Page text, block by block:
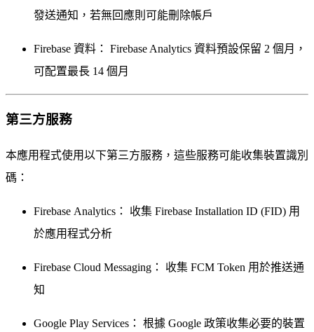
發送通知，若無回應則可能刪除帳戶
Firebase 資料： Firebase Analytics 資料預設保留 2 個月，
可配置最長 14 個月
第三方服務
本應用程式使用以下第三方服務，這些服務可能收集裝置識別
碼：
Firebase Analytics：
收集 Firebase Installation ID (FID) 用
於應用程式分析
Firebase Cloud Messaging：
收集 FCM Token 用於推送通
知
Google Play Services： 根據 Google 政策收集必要的裝置